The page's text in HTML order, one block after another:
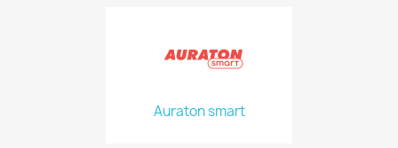
Auraton smart